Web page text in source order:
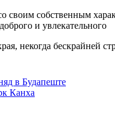
своим собственным
и увлекательного
некогда бескрайней
в Будапеште
Канха